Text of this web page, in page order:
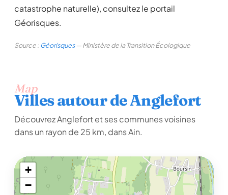
catastrophe naturelle), consultez le portail
Géorisques.
Source :Géorisques— Ministère de la Transition Écologique
Map
Villes autour de Anglefort
Découvrez Anglefort et ses communes voisines
dans un rayon de 25 km, dans Ain.
+
−